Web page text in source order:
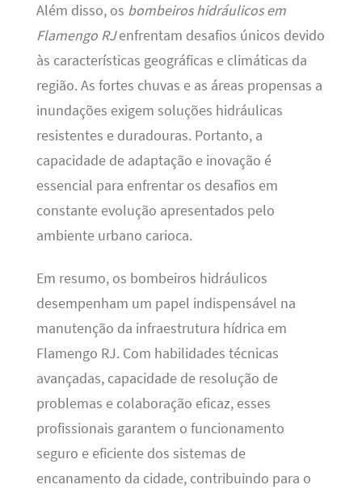
Além disso, os bombeiros hidráulicos em
Flamengo RJenfrentam desafios únicos devido
às características geográficas e climáticas da
região. As fortes chuvas e as áreas propensas a
inundações exigem soluções hidráulicas
resistentes e duradouras. Portanto, a
capacidade de adaptação e inovação é
essencial para enfrentar os desafios em
constante evolução apresentados pelo
ambiente urbano carioca.
Em resumo, os bombeiros hidráulicos
desempenham um papel indispensável na
manutenção da infraestrutura hídrica em
Flamengo RJ. Com habilidades técnicas
avançadas, capacidade de resolução de
problemas e colaboração eficaz, esses
profissionais garantem o funcionamento
seguro e eficiente dos sistemas de
encanamento da cidade, contribuindo para o